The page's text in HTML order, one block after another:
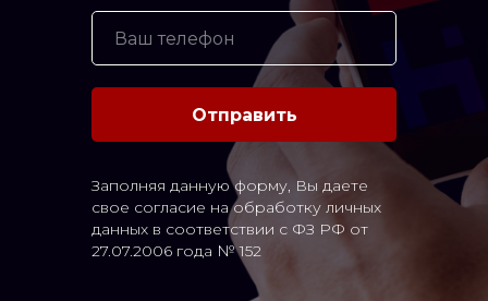
Отправить
Заполняя данную форму, Вы даете
свое согласие на обработку личных
данных в соответствии с ФЗ РФ от
27.07.2006 года № 152